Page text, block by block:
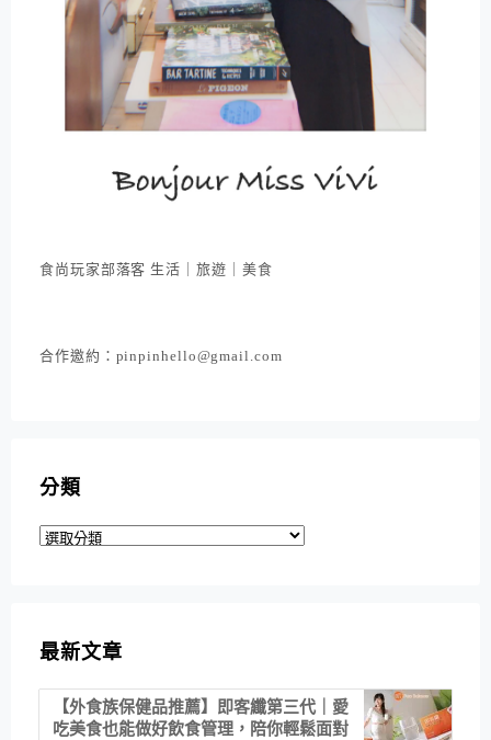
食尚玩家部落客 生活｜旅遊｜美食
合作邀約：pinpinhello@gmail.com
分類
分
最新文章
【外食族保健品推薦】即客纖第三代｜愛
吃美食也能做好飲食管理，陪你輕鬆面對